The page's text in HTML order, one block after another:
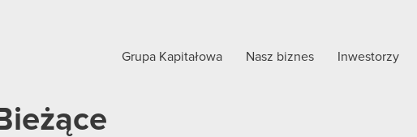
Grupa Kapitałowa Nasz biznes Inwestorzy